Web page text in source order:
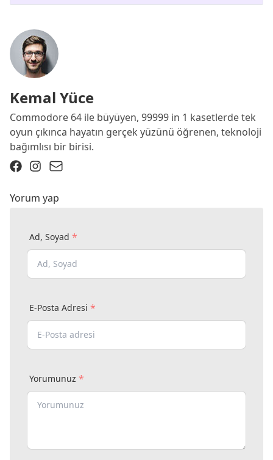
Kemal Yüce
Commodore 64 ile büyüyen, 99999 in 1 kasetlerde tek
oyun çıkınca hayatın gerçek yüzünü öğrenen, teknoloji
bağımlısı bir birisi.
Yorum yap
Ad, Soyad *
E-Posta Adresi *
Yorumunuz *